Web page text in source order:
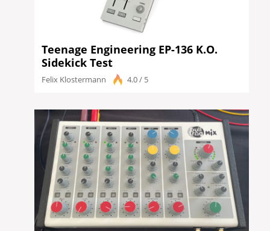
Teenage Engineering EP-136 K.O.
Sidekick Test
Felix Klostermann 4.0 / 5